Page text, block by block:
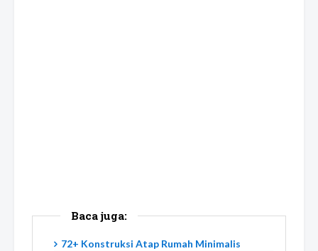
Baca juga:
72+ Konstruksi Atap Rumah Minimalis